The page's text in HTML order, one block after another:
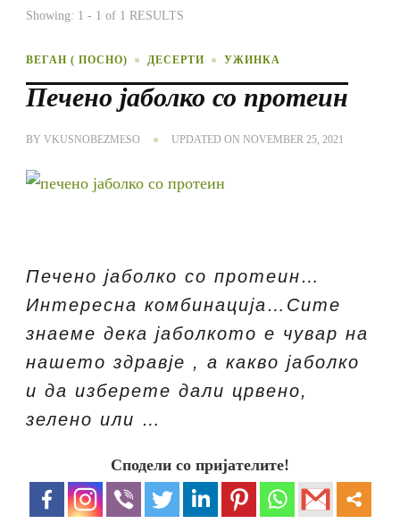
Showing: 1 - 1 of 1 RESULTS
ВЕГАН ( ПОСНО) ДЕСЕРТИ УЖИНКА
Печено јаболко со протеин
BY VKUSNOBEZMESO UPDATED ON NOVEMBER 25, 2021
Печено јаболко со протеин…
Интересна комбинација…Сите
знаеме дека јаболкото е чувар на
нашето здравје , а какво јаболко
и да изберете дали црвено,
зелено или …
Сподели со пријателите!